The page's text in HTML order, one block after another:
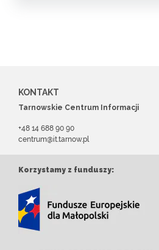
KONTAKT
Tarnowskie Centrum Informacji
+48 14 688 90 90
centrum@it.tarnow.pl
Korzystamy z funduszy: